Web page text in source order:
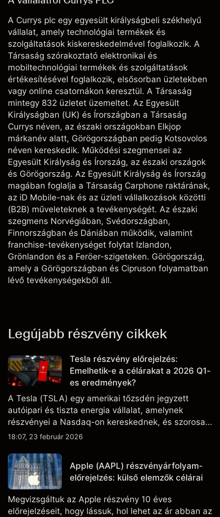
A Currys plc egy egyesült királyságbeli székhelyű
vállalat, amely technológiai termékek és
szolgáltatások kiskereskedelmével foglalkozik. A
Társaság szórakoztató elektronikai és
mobiltechnológiai termékek és szolgáltatások
értékesítésével foglalkozik, elsősorban üzletekben
vagy online csatornákon keresztül. A Társaság
mintegy 832 üzletet üzemeltet. Az Egyesült
Királyságban (UK) és Írországban a Társaság
Currys néven, az északi országokban Elkjop
márkanév alatt, Görögországban pedig Kotsovolos
néven kereskedik. Működési szegmensei az
Egyesült Királyság és Írország, az északi országok
és Görögország. Az Egyesült Királyság és Írország
magában foglalja a Társaság Carphone raktárának,
az iD Mobile-nak és az üzleti vállalkozások közötti
(B2B) műveleteknek a tevékenységét. Az északi
szegmens Norvégiában, Svédországban,
Finnországban és Dániában működik, valamint
franchise-tevékenységet folytat Izlandon,
Grönlandon és a Feröer-szigeteken. Görögország,
amely a Görögországban és Cipruson folyamatban
lévő tevékenységekből áll.
Legújabb részvény cikkek
Tesla részvény előrejelzés:
Emelhetik-e a célárakat a 2026 Q1-
es eredmények?
A Tesla (TSLA) egy amerikai tőzsdén jegyzett
autóipari és tiszta energia vállalat, amelynek
részvényei a Nasdaq-on kereskednek, és szorosan
figyelik az eredményteljesítményt, a szállítási
fejleményeket.
18:07, 23 február 2026
Apple (AAPL) részvényárfolyam-
előrejelzés: külső elemzők célárai
Megvizsgáltuk az Apple részvény 10 éves
előrejelzéseit, hogy lássuk, hol lehet az ár abban az